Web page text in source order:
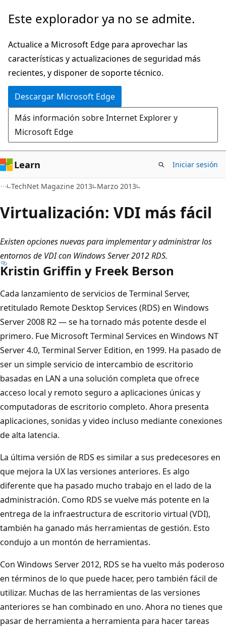
Ir
contenido
principal
Este explorador ya no se admite.
Actualice a Microsoft Edge para aprovechar las
características y actualizaciones de seguridad más
recientes, y disponer de soporte técnico.
Descargar Microsoft Edge
Más información sobre Internet Explorer y
Microsoft Edge
Learn Iniciar sesión
TechNet Magazine 2013 Marzo 2013
Virtualización: VDI más fácil
Existen opciones nuevas para implementar y administrar los
entornos de VDI con Windows Server 2012 RDS.
Kristin Griffin y Freek Berson
Cada lanzamiento de servicios de Terminal Server,
retitulado Remote Desktop Services (RDS) en Windows
Server 2008 R2 — se ha tornado más potente desde el
primero. Fue Microsoft Terminal Services en Windows NT
Server 4.0, Terminal Server Edition, en 1999. Ha pasado de
ser un simple servicio de intercambio de escritorio
basadas en LAN a una solución completa que ofrece
acceso local y remoto seguro a aplicaciones únicas y
computadoras de escritorio completo. Ahora presenta
aplicaciones, sonidas y video incluso mediante conexiones
de alta latencia.
La última versión de RDS es similar a sus predecesores en
que mejora la UX las versiones anteriores. Es algo
diferente que ha pasado mucho trabajo en el lado de la
administración. Como RDS se vuelve más potente en la
entrega de la infraestructura de escritorio virtual (VDI),
también ha ganado más herramientas de gestión. Esto
condujo a un montón de herramientas.
Con Windows Server 2012, RDS se ha vuelto más poderoso
en términos de lo que puede hacer, pero también fácil de
utilizar. Muchas de las herramientas de las versiones
anteriores se han combinado en uno. Ahora no tienes que
pasar de herramienta a herramienta para hacer tareas